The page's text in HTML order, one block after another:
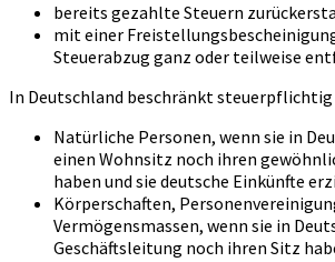
bereits gezahlte Steuern
mit einer
Steuerabzug ganz oder teilweise
In Deutschland beschränkt steuerpflichtig
Natürliche Personen, wenn sie in
einen Wohnsitz noch ihren
haben und sie deutsche Einkünfte
Körperschaften,
Vermögensmassen, wenn sie in
Geschäftsleitung noch ihren Sitz